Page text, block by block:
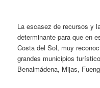
La escasez de recursos y
determinante para que en
Costa del Sol, muy
grandes municipios
Benalmádena, Mijas,